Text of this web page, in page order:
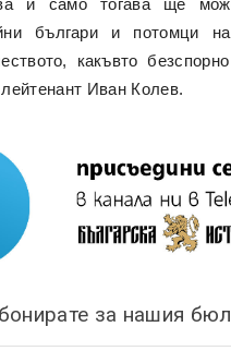
и само тогава ще
българи и потомци
какъвто
Иван Колев.
за нашия